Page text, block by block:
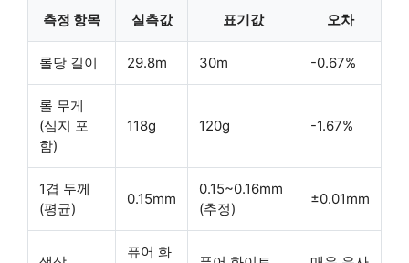
측정 항목 실측값 표기값 오차
롤당 길이 29.8m 30m -0.67%
롤 무게
(심지 포
함)
118g 120g -1.67%
1겹 두께
(평균)
0.15mm
0.15~0.16mm
(추정)
±0.01mm
퓨어 화